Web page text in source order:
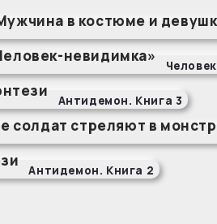
Антидемон. Книга 3
Антидемон. Книга 2